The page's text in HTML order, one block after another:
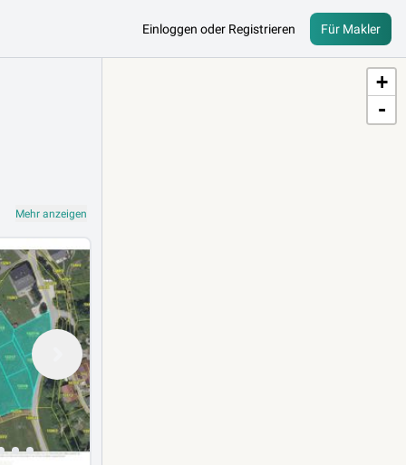
Einloggen oder Registrieren Für Makler
Mehr anzeigen
+
-